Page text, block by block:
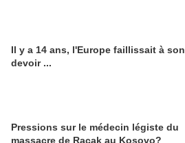
Il y a 14 ans, l'Europe faillissait à son
devoir ...
Pressions sur le médecin légiste du
massacre de Racak au Kosovo?